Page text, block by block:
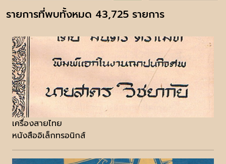
รายการที่พบทั้งหมด 43,725 รายการ
เครื่องสายไทย
หนังสืออิเล็กทรอนิกส์